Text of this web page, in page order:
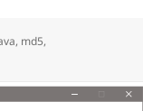
, md5,